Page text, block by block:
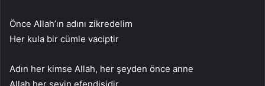
Önce Allah’ın adını zikredelim
Her kula bir cümle vaciptir
Adın her kimse Allah, her şeyden önce anne
Allah her şeyin efendisidir